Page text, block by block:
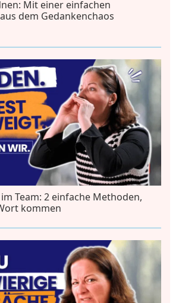
Mit einer einfachen
dem Gedankenchaos
Team: 2 einfache Methoden,
kommen